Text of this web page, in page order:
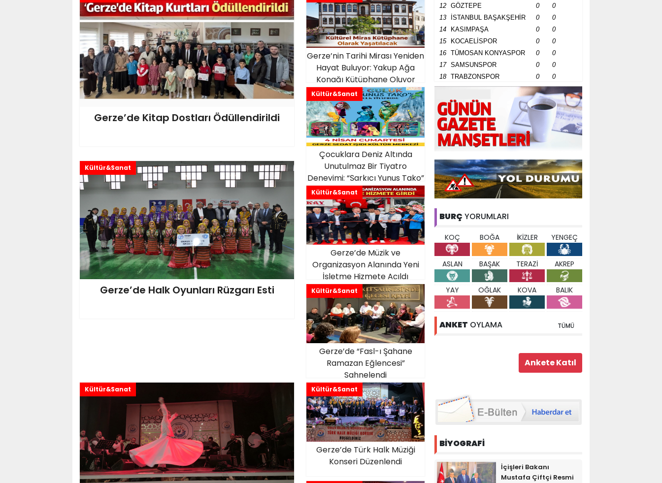
Gerze’de Kitap Dostları Ödüllendirildi
Gerze’nin Tarihi Mirası Yeniden
Hayat Buluyor: Yakup Ağa
Konağı Kütüphane Oluyor
Kültür&Sanat
Çocuklara Deniz Altında
Unutulmaz Bir Tiyatro
Deneyimi: “Şarkıcı Yunus Tako”
Sahneye Çıkıyor
Kültür&Sanat
Gerze’de Halk Oyunları Rüzgarı Esti
Kültür&Sanat
Gerze’de Müzik ve
Organizasyon Alanında Yeni
İşletme Hizmete Açıldı
Kültür&Sanat
Gerze’de “Fasl-ı Şahane
Ramazan Eğlencesi”
Sahnelendi
Kültür&Sanat Kültür&Sanat
Gerze’de Türk Halk Müziği
Konseri Düzenlendi
12
GÖZTEPE 0
0
13
İSTANBUL BAŞAKŞEHİR 0
0
14
KASIMPAŞA 0
0
15
KOCAELİSPOR 0
0
16
TÜMOSAN KONYASPOR 0
0
17
SAMSUNSPOR 0
0
18
TRABZONSPOR 0 0
BURÇ YORUMLARI
KOÇ BOĞA İKİZLER YENGEÇ
ASLAN BAŞAK TERAZİ AKREP
YAY OĞLAK KOVA BALIK
ANKET OYLAMA TÜMÜ
BİYOGRAFİ
İçişleri Bakanı
Mustafa Çiftçi Resmi